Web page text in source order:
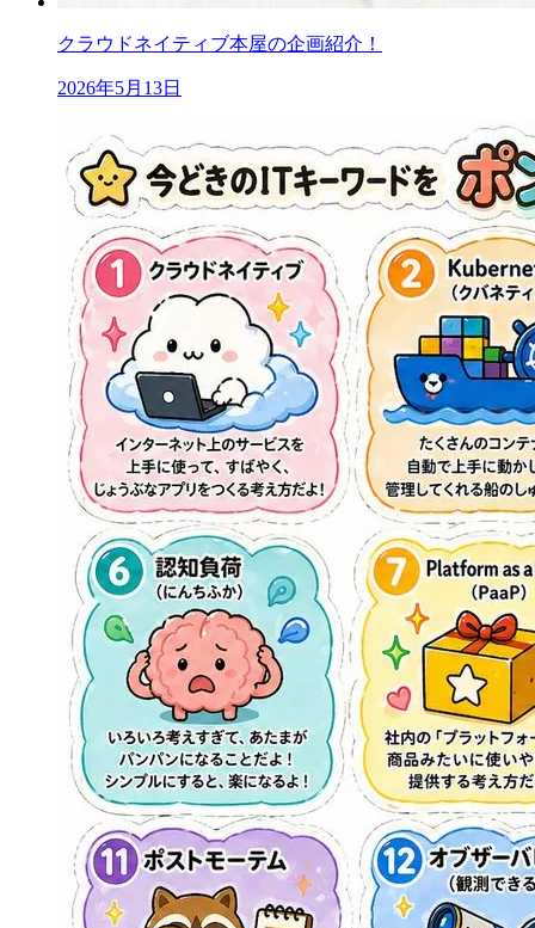
クラウドネイティブ本屋の企画紹介！
2026年5月13日